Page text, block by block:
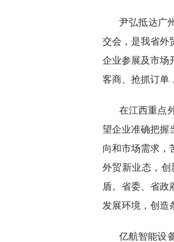
尹弘抵达广
交会，是我省外
企业参展及市场
客商、抢抓订单
在江西重点
望企业准确把握
向和市场需求，
外贸新业态，
盾。省委、省政
发展环境，创造
亿航智能设